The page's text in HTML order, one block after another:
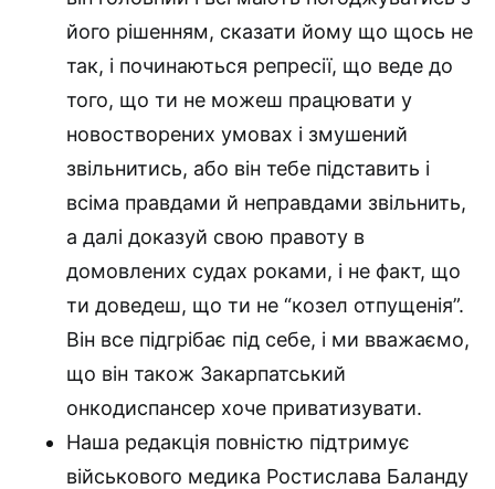
його рішенням, сказати йому що щось не
так, і починаються репресії, що веде до
того, що ти не можеш працювати у
новостворених умовах і змушений
звільнитись, або він тебе підставить і
всіма правдами й неправдами звільнить,
а далі доказуй свою правоту в
домовлених судах роками, і не факт, що
ти доведеш, що ти не “козел отпущенія”.
Він все підгрібає під себе, і ми вважаємо,
що він також Закарпатський
онкодиспансер хоче приватизувати.
Наша редакція повністю підтримує
військового медика Ростислава Баланду